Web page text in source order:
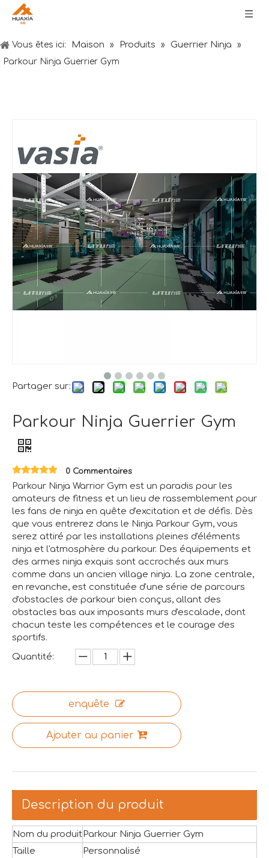
Vous êtes ici: Maison » Produits » Guerrier Ninja
»
Parkour Ninja Guerrier Gym
Partager sur:
Parkour Ninja Guerrier Gym
0 Commentaires
Parkour Ninja Warrior Gym est un paradis pour les
amateurs de fitness et un lieu de rassemblement pour
les fans de ninja en quête d'excitation et de défis. Dès
que vous entrerez dans le Ninja Parkour Gym, vous
serez attiré par les installations pleines d'éléments
ninja et l'atmosphère du parkour. Des équipements et
des armes ninja exquis sont accrochés aux murs
comme dans un ancien village ninja. La zone centrale,
en revanche, est constituée d'une série de parcours
d'obstacles de parkour bien conçus, allant des
obstacles bas aux imposants murs d'escalade, dont
chacun teste les compétences et le courage des
sportifs.
Quantité:
enquête
Ajouter au panier
Description du produit
Nom du produitParkour Ninja Guerrier Gym
Taille
Personnalisé